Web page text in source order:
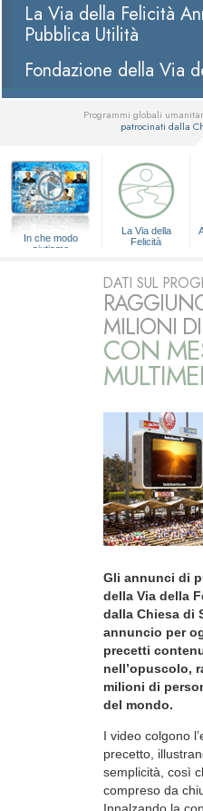
La Via della Felicità
Pubblica Utilità
Fondazione della Via
Programmi globali
patrocinati dalla
In che modo
aiutiamo
La Via della
Felicità
DATI SUL
MILIONI
CON
Gli annunci di
della Via della
dalla Chiesa di
annuncio per
precetti
nell’opuscolo,
milioni di
del mondo.
I video colgono
precetto,
semplicità, così
compreso da